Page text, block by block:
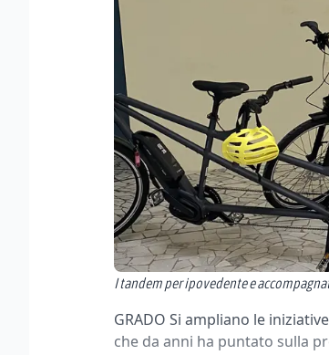
I tandem per ipovedente e
GRADO Si ampliano le
che da anni ha puntato sulla